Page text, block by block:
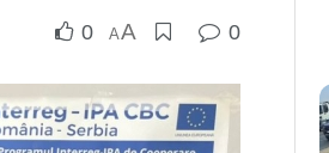
0 AA 0